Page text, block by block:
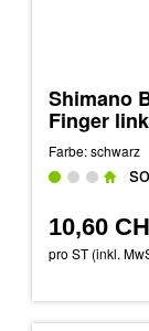
Shimano
Finger
Farbe: schwarz
10,60
pro ST (inkl.